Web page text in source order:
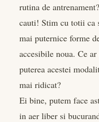
rutina de
cauti! Stim cu totii ca
mai puternice forme
accesibile noua. Ce
puterea acestei
mai ridicat?
Ei bine, putem face
in aer liber si